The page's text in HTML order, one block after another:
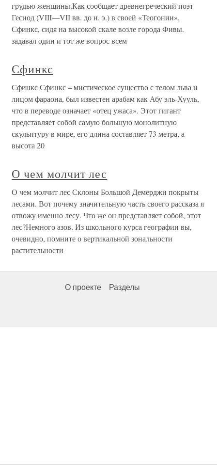
грудью женщины.Как сообщает древнегреческий поэт
Гесиод (VIII—VII вв. до н. э.) в своей «Теогонии»,
Сфинкс, сидя на высокой скале возле города Фивы.
задавал один и тот же вопрос всем
Сфинкс
Сфинкс Сфинкс – мистическое существо с телом льва и
лицом фараона, был известен арабам как Абу эль-Хууль,
что в переводе означает «отец ужаса». Этот гигант
представляет собой самую большую монолитную
скульптуру в мире, его длина составляет 73 метра, а
высота 20
О чем молчит лес
О чем молчит лес Склоны Большой Демерджи покрыты
лесами. Вот почему значительную часть своего рассказа я
отвожу именно лесу. Что же он представляет собой, этот
лес?Немного азов. Из школьного курса географии вы,
очевидно, помните о вертикальной зональности
растительности
О проекте Разделы